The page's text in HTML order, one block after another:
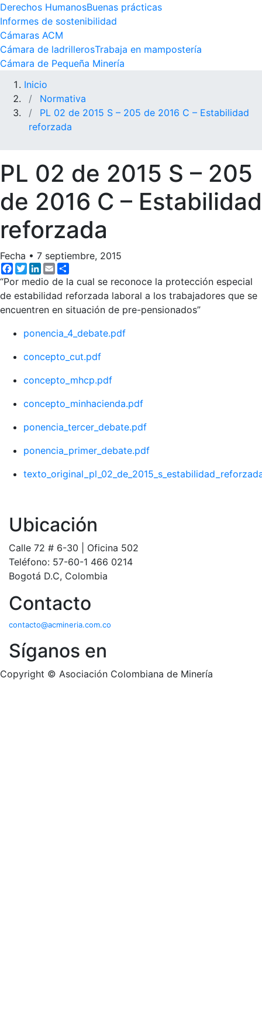
Derechos HumanosBuenas prácticas
Informes de sostenibilidad
Cámaras ACM
Cámara de ladrillerosTrabaja en mampostería
Cámara de Pequeña Minería
Inicio
Normativa
PL 02 de 2015 S – 205 de 2016 C – Estabilidad
reforzada
PL 02 de 2015 S – 205
de 2016 C – Estabilidad
reforzada
Fecha • 7 septiembre, 2015
Facebook
TwitterLinkedIn
Email
“Por medio de la cual se reconoce la protección especial
de estabilidad reforzada laboral a los trabajadores que se
encuentren en situación de pre-pensionados”
ponencia_4_debate.pdf
concepto_cut.pdf
concepto_mhcp.pdf
concepto_minhacienda.pdf
ponencia_tercer_debate.pdf
ponencia_primer_debate.pdf
Ubicación
Calle 72 # 6-30 | Oficina 502
Teléfono: 57-60-1 466 0214
Bogotá D.C, Colombia
Contacto
contacto@acmineria.com.co
Síganos en
Copyright © Asociación Colombiana de Minería